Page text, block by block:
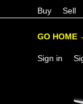
Buy Sell
GO HOME
Sign in